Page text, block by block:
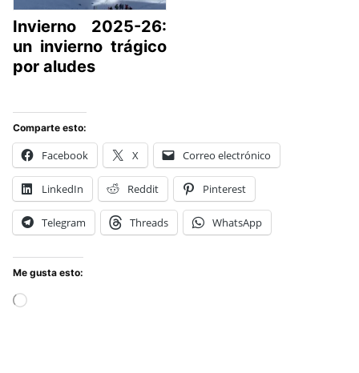
Invierno 2025-26:
un invierno trágico
por aludes
Comparte esto:
Facebook X Correo electrónico
LinkedIn Reddit Pinterest
Telegram Threads WhatsApp
Me gusta esto: